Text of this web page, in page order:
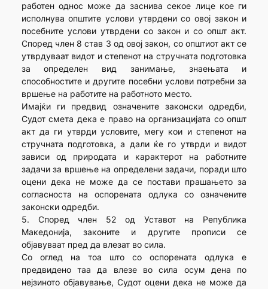
работен однос може да заснива секое лице кое ги
исполнува општите услови утврдени со овој закон и
посебните услови утврдени со закон и со општ акт.
Според член 8 став 3 од овој закон, со општиот акт се
утврдуваат видот и степенот на стручната подготовка
за определен вид занимање, знаењата и
способностите и другите посебни услови потребни за
вршење на работите на работното место.
Имајќи ги предвид означените законски одредби,
Судот смета дека е право на организацијата со општ
акт да ги утврди условите, мегу кои и степенот на
стручната подготовка, а дали ќе го утврди и видот
зависи од природата и карактерот на работните
задачи за вршење на определени задачи, поради што
оцени дека не може да се постави прашањето за
согласноста на оспорената одлука со означените
законски одредби.
5. Според член 52 од Уставот на Република
Македонија, законите и другите прописи се
објавуваат пред да влезат во сила.
Со оглед на тоа што со оспорената одлука е
предвидено таа да влезе во сила осум дена по
нејзиното објавување, Судот оцени дека не може да